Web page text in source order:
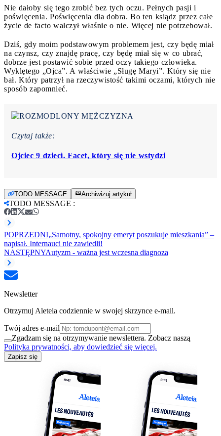
Nie dałoby się tego zrobić bez tych oczu. Pełnych pasji i
poświęcenia. Poświęcenia dla dobra. Bo ten ksiądz przez całe
życie de facto walczył właśnie o nie. Więcej nie potrzebował.
Dziś, gdy moim podstawowym problemem jest, czy będę miał
na czynsz, czy znajdę pracę, czy będę miał się w co ubrać,
dobrze jest postawić sobie przed oczy takiego człowieka.
Wyklętego „Ojca”. A właściwie „Sługę Maryi”. Który się nie
bał. Który patrzył na rzeczywistość takimi oczami, których nie
sposób zapomnieć.
Czytaj także:
Ojciec 9 dzieci. Facet, który się nie wstydzi
TODO MESSAGE Archiwizuj artykuł
TODO MESSAGE :
POPRZEDNI„Samotny, spokojny emeryt poszukuje mieszkania” –
napisał. Internauci nie zawiedli!
NASTĘPNYAutyzm - ważna jest wczesna diagnoza
Newsletter
Otrzymuj Aleteia codziennie w swojej skrzynce e-mail.
Twój adres e-mail
Zgadzam się na otrzymywanie newslettera. Zobacz naszą
Polityka prywatności, aby dowiedzieć się więcej.
Zapisz się